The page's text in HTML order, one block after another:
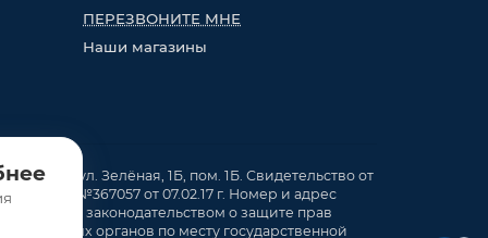
ПЕРЕЗВОНИТЕ МНЕ
Наши магазины
Кирши, ул. Зелёная, 1Б, пом. 1Б. Свидетельство от
в ТР №367057 от 07.02.17 г. Номер и адрес
законодательством о защите прав
органов по месту государственной